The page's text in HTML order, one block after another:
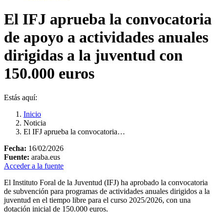
El IFJ aprueba la convocatoria
de apoyo a actividades anuales
dirigidas a la juventud con
150.000 euros
Estás aquí:
Inicio
Noticia
El IFJ aprueba la convocatoria…
Fecha: 16/02/2026
Fuente: araba.eus
Acceder a la fuente
El Instituto Foral de la Juventud (IFJ) ha aprobado la convocatoria
de subvención para programas de actividades anuales dirigidos a la
juventud en el tiempo libre para el curso 2025/2026, con una
dotación inicial de 150.000 euros.